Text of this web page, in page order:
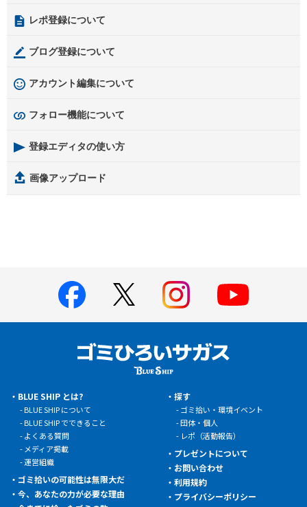
レポ登録について
ブログ登録について
アカウント編集について
フォロー機能について
登録エディタの使い方
画像アップロード
BLUE SHIP とは?
BLUE SHIP について
BLUE SHIP でできること
よくある質問
メディア掲載
運営組織
ゴミ拾いの可能性は無限大だ
今、あなたの力が必要な理由
探す
ゴミ拾い・環境イベント
団体・個人
レポ（活動報告）
プレゼントについて
お問い合わせ
利用規約
プライバシーポリシー